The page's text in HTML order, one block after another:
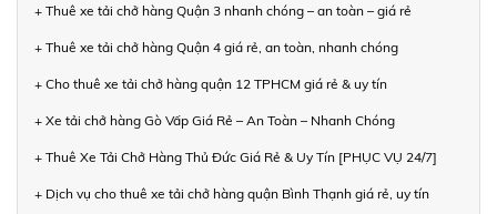
+ Thuê xe tải chở hàng Quận 3 nhanh chóng – an toàn – giá rẻ
+ Thuê xe tải chở hàng Quận 4 giá rẻ, an toàn, nhanh chóng
+ Cho thuê xe tải chở hàng quận 12 TPHCM giá rẻ & uy tín
+ Xe tải chở hàng Gò Vấp Giá Rẻ – An Toàn – Nhanh Chóng
+ Thuê Xe Tải Chở Hàng Thủ Đức Giá Rẻ & Uy Tín [PHỤC VỤ 24/7]
+ Dịch vụ cho thuê xe tải chở hàng quận Bình Thạnh giá rẻ, uy tín